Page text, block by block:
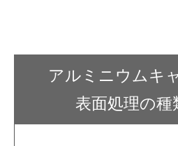
アルミニウムキ
表面処理の種